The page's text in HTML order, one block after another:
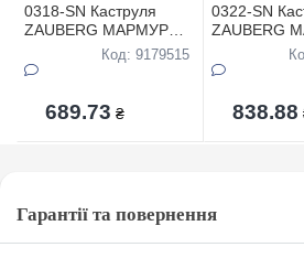
0318-SN Каструля
ZAUBERG МАРМУР
кругла 1,7л в коробці
Код: 9179515
689.73 ₴
0322-SN
ZAUBERG
кругла 3,2л
838.88
Гарантії та повернення